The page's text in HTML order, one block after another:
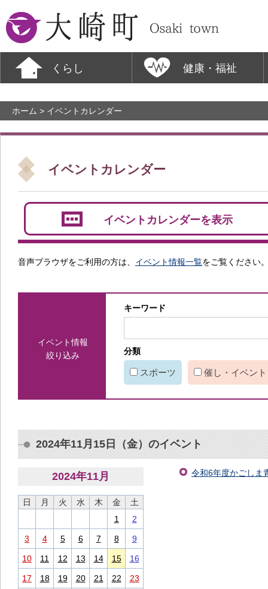
大崎町
くらし 健康・福祉
ホーム > イベントカレンダー
イベントカレンダー
イベントカレンダーを表示
音声ブラウザをご利用の方は、 イベント情報一覧をご覧ください
イベント情報
絞り込み
キーワード
分類
スポーツ 催し・イベント
2024年11月15日（金）のイベント
2024年11月
日 月 火 水 木 金
土
1
2
3 4 5 6 7 8 9
10 11 12 13 14 15 16
17 18 19 20 21 22 23
令和6年度かごしま